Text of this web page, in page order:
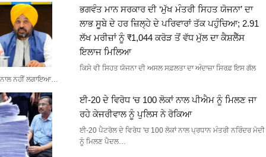
ਭਗਵੰਤ ਮਾਨ ਸਰਕਾਰ ਦੀ ‘ਮੁੱਖ ਮੰਤਰੀ ਸਿਹਤ ਯੋਜਨਾ’ ਦਾ
ਲਾਭ ਸੂਬੇ ਦੇ ਹਰ ਜ਼ਿਲ੍ਹੇ ਦੇ ਪਰਿਵਾਰਾਂ ਤੱਕ ਪਹੁੰਚਿਆ; 2.91
ਲੱਖ ਮਰੀਜ਼ਾਂ ਨੂੰ ₹1,044 ਕਰੋੜ ਤੋਂ ਵੱਧ ਮੁੱਲ ਦਾ ਕੈਸ਼ਲੈੱਸ
ਇਲਾਜ ਮਿਲਿਆ
ਕਿਸੇ ਵੀ ਸਿਹਤ ਯੋਜਨਾ ਦੀ ਅਸਲ ਸਫ਼ਲਤਾ ਦਾ ਅੰਦਾਜ਼ਾ ਸਿਰਫ਼ ਇਸ ਗੱਲ
ਨਾਲ ਨਹੀਂ ਲਗਾਇਆ…
ਈ-20 ਦੇ ਵਿਰੋਧ ‘ਚ 100 ਲੋਕਾਂ ਨਾਲ ਪੀਐਮ ਨੂੰ ਮਿਲਣ ਜਾ
ਰਹੇ ਕੇਜਰੀਵਾਲ ਨੂੰ ਪੁਲਿਸ ਨੇ ਰੋਕਿਆ
ਈ-20 ਪੈਟਰੋਲ ਦੇ ਵਿਰੋਧ 'ਚ 100 ਲੋਕਾਂ ਨਾਲ ਪ੍ਰਧਾਨ ਮੰਤਰੀ ਨਰਿੰਦਰ ਮੋਦੀ
ਨੂੰ ਮਿਲਣ ਪੈਦਲ…